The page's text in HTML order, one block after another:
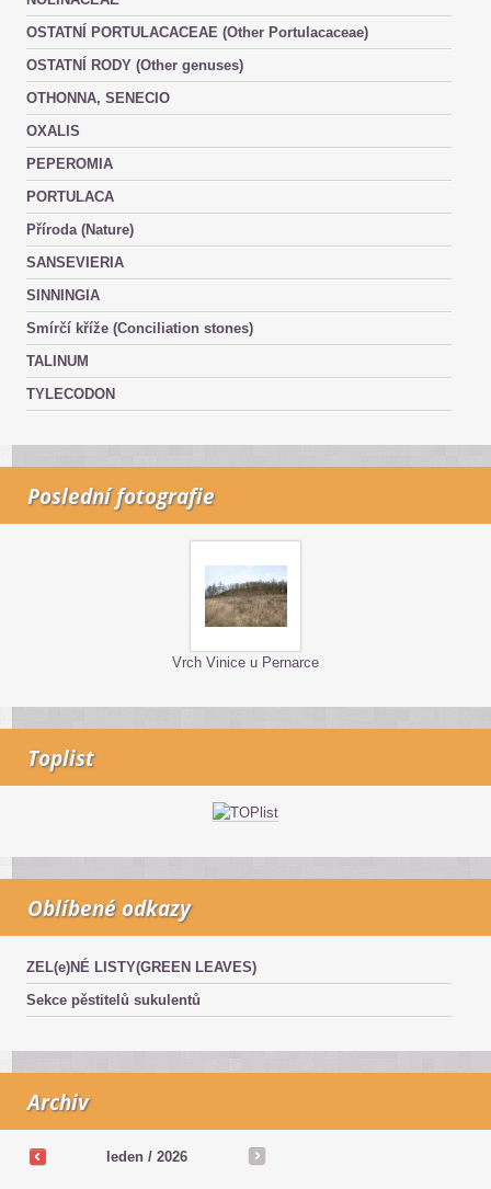
OSTATNÍ PORTULACACEAE (Other Portulacaceae)
OSTATNÍ RODY (Other genuses)
OTHONNA, SENECIO
OXALIS
PEPEROMIA
PORTULACA
Příroda (Nature)
SANSEVIERIA
SINNINGIA
Smírčí kříže (Conciliation stones)
TALINUM
TYLECODON
Poslední fotografie
Vrch Vinice u Pernarce
Toplist
Oblíbené odkazy
ZEL(e)NÉ LISTY(GREEN LEAVES)
Sekce pěstitelů sukulentů
Archiv
leden / 2026